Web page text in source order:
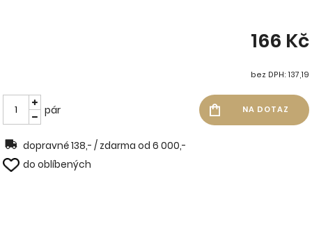
166 Kč
bez DPH: 137,19
pár
dopravné 138,- / zdarma od 6 000,-
do oblíbených